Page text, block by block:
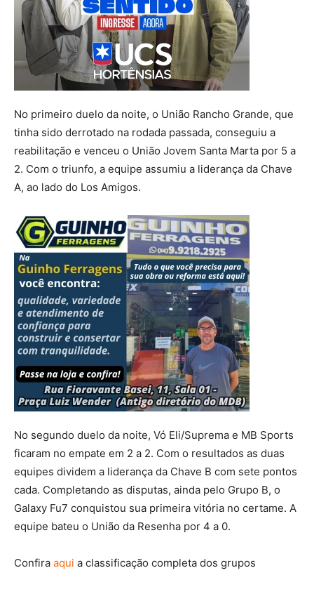
No primeiro duelo da noite, o União Rancho Grande, que
tinha sido derrotado na rodada passada, conseguiu a
reabilitação e venceu o União Jovem Santa Marta por 5 a
2. Com o triunfo, a equipe assumiu a liderança da Chave
A, ao lado do Los Amigos.
No segundo duelo da noite, Vó Eli/Suprema e MB Sports
ficaram no empate em 2 a 2. Com o resultados as duas
equipes dividem a liderança da Chave B com sete pontos
cada. Completando as disputas, ainda pelo Grupo B, o
Galaxy Fu7 conquistou sua primeira vitória no certame. A
equipe bateu o União da Resenha por 4 a 0.
Confira aqui a classificação completa dos grupos